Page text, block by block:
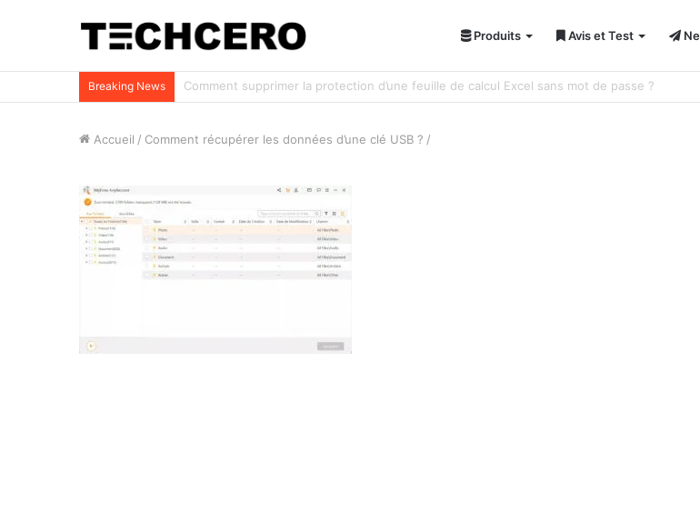
Produits Avis et Test
Breaking News Impossible d’ouvrir un fichier Excel ? Voici 7 solutions !
Accueil / Comment récupérer les données d’une clé USB ? /